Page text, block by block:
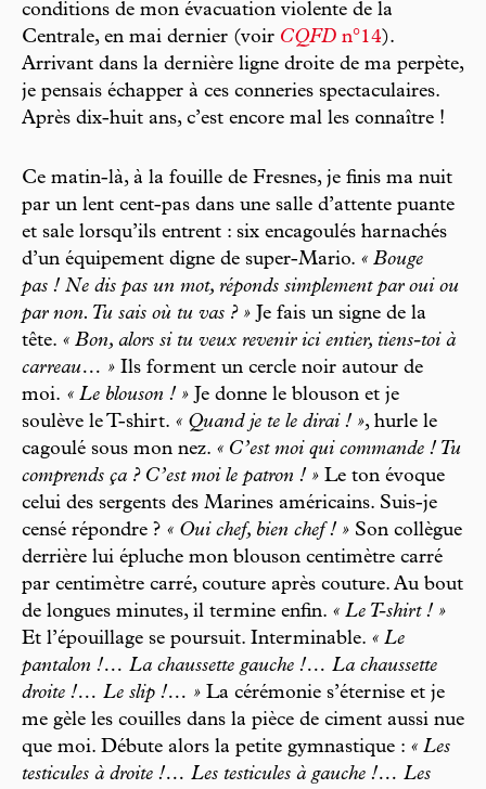
conditions de mon évacuation violente de la
Centrale, en mai dernier (voir CQFD n°14).
Arrivant dans la dernière ligne droite de ma perpète,
je pensais échapper à ces conneries spectaculaires.
Après dix-huit ans, c’est encore mal les connaître !
Ce matin-là, à la fouille de Fresnes, je finis ma nuit
par un lent cent-pas dans une salle d’attente puante
et sale lorsqu’ils entrent : six encagoulés harnachés
d’un équipement digne de super-Mario. « Bouge
pas ! Ne dis pas un mot, réponds simplement par oui ou
par non. Tu sais où tu vas ? » Je fais un signe de la
tête. « Bon, alors si tu veux revenir ici entier, tiens-toi à
carreau… » Ils forment un cercle noir autour de
moi. « Le blouson ! » Je donne le blouson et je
soulève le T-shirt. « Quand je te le dirai ! », hurle le
cagoulé sous mon nez. « C’est moi qui commande ! Tu
comprends ça ? C’est moi le patron ! » Le ton évoque
celui des sergents des Marines américains. Suis-je
censé répondre ? « Oui chef, bien chef ! » Son collègue
derrière lui épluche mon blouson centimètre carré
par centimètre carré, couture après couture. Au bout
de longues minutes, il termine enfin. « Le T-shirt ! »
Et l’épouillage se poursuit. Interminable. « Le
pantalon !… La chaussette gauche !… La chaussette
droite !… Le slip !… » La cérémonie s’éternise et je
me gèle les couilles dans la pièce de ciment aussi nue
que moi. Débute alors la petite gymnastique : « Les
testicules à droite !… Les testicules à gauche !… Les